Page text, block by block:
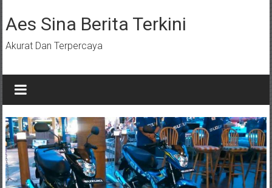
ke
konten
Aes Sina Berita Terkini
Akurat Dan Terpercaya